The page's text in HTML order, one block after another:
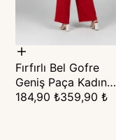
Fırfırlı Bel Gofre
Geniş Paça Kadın
Pantolon
184,90 ₺359,90 ₺